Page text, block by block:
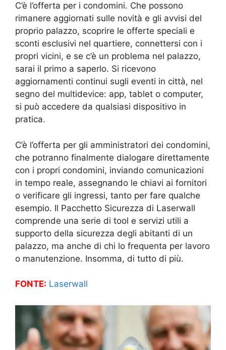
C’è l’offerta per i condomini. Che possono
rimanere aggiornati sulle novità e gli avvisi del
proprio palazzo, scoprire le offerte speciali e
sconti esclusivi nel quartiere, connettersi con i
propri vicini, e se c’è un problema nel palazzo,
sarai il primo a saperlo. Si ricevono
aggiornamenti continui sugli eventi in città, nel
segno del multidevice: app, tablet o computer,
si può accedere da qualsiasi dispositivo in
pratica.
C’è l’offerta per gli amministratori dei condomini,
che potranno finalmente dialogare direttamente
con i propri condomini, inviando comunicazioni
in tempo reale, assegnando le chiavi ai fornitori
o verificare gli ingressi, tanto per fare qualche
esempio. Il Pacchetto Sicurezza di Laserwall
comprende una serie di tool e servizi utili a
supporto della sicurezza degli abitanti di un
palazzo, ma anche di chi lo frequenta per lavoro
o manutenzione. Insomma, di tutto di più.
FONTE: Laserwall